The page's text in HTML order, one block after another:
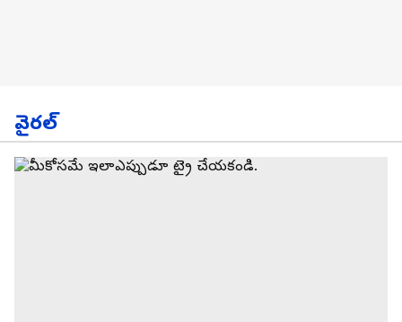
వైరల్